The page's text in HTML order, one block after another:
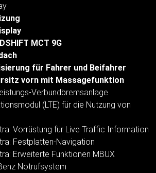
MCT 9G
für Fahrer und Beifahrer
vorn mit Massagefunktion
Verbundbremsanlage
(LTE) für die Nutzung von
Vorrüstung für Live Traffic Information
Festplatten-Navigation
Erweiterte Funktionen MBUX
Notrufsystem